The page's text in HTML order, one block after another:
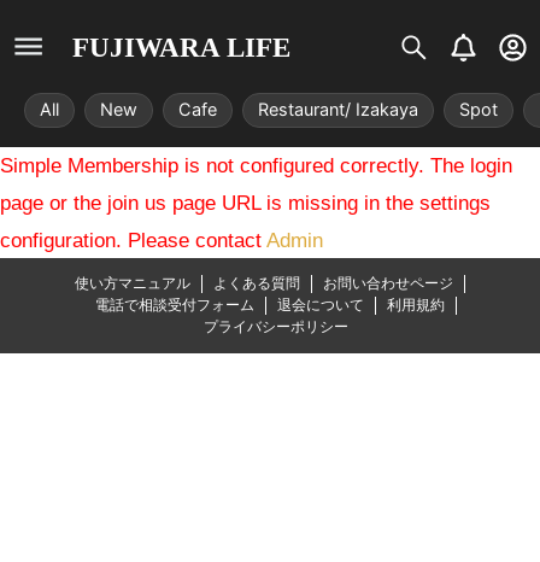
FUJIWARA LIFE
S
i
s
t
r
i
x
B
e
l
l
U
s
r
-
c
c
All New Cafe Restaurant/ Izakaya Spot
Simple Membership is not configured correctly. The login
page or the join us page URL is missing in the settings
configuration. Please contact Admin
使い方マニュアル よくある質問
お問い合わせページ
電話で相談受付フォーム
退会について
利用規約
プライバシーポリシー